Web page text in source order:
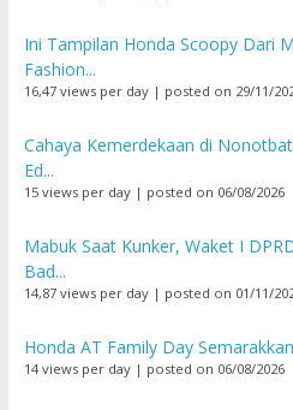
Ini Tampilan Honda Scoopy Dari
Fashion...
16,47 views per day| posted on 29/11/
Cahaya Kemerdekaan di
Ed...
15 views per day| posted on 06/08/2026
Mabuk Saat Kunker, Waket I
Bad...
14,87 views per day| posted on 01/11/
Honda AT Family Day
14 views per day| posted on 06/08/2026